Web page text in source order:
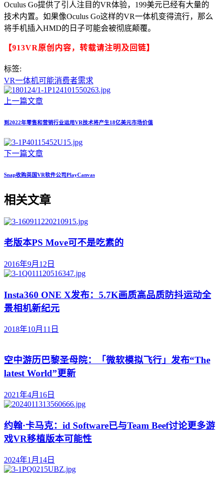
Oculus Go提供了引人注目的VR体验，199美元已经有大量的
技术内置。如果像Oculus Go这样的VR一体机变得流行，那么
将手机插入HMD的日子可能会被彻底颠覆。
【913VR原创内容，转载请注明及回链】
标签:
VR一体机可能消费者需求
上一篇文章
到2022年零售和营销行业运用VR技术将产生18亿美元市场价值
下一篇文章
Snap收购英国VR软件公司PlayCanvas
相关文章
老版本PS Move可不是吃素的
2016年9月12日
Insta360 ONE X发布：5.7K画质高品质防抖运动全
景相机新纪元
2018年10月11日
空中游历巴黎圣母院：「微软模拟飞行」发布“The
latest World”更新
2021年4月16日
约翰·卡马克：id Software已与Team Beef讨论更多游
戏VR移植版本可能性
2024年1月14日